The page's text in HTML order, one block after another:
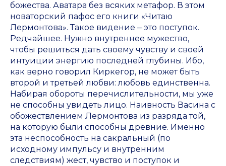
божества. Аватара без всяких метафор. В этом
новаторский пафос его книги «Читаю
Лермонтова». Такое видение ‒ это поступок.
Редчайшее. Нужно внутреннее мужество,
чтобы решиться дать своему чувству и своей
интуиции энергию последней глубины. Ибо,
как верно говорил Киркегор, не может быть
второй и третьей любви: любовь единственна.
Набирая обороты перечислительности, мы уже
не способны увидеть лицо. Наивность Васина с
обожествлением Лермонтова из разряда той,
на которую были способны древние. Именно
эта неспособность на сакральный (по
исходному импульсу и внутренним
следствиям) жест, чувство и поступок и